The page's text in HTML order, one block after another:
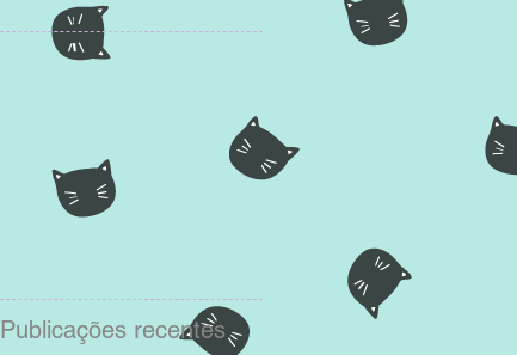
Publicações recentes